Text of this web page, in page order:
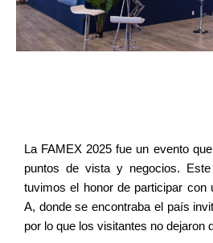
La FAMEX 2025 fue un evento
puntos de vista y negocios.
tuvimos el honor de participar con
A, donde se encontraba el país
por lo que los visitantes no dejaron